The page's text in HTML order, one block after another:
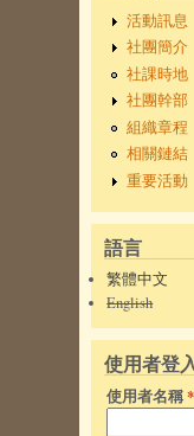
活動訊息
社團簡介
社課時地
社團幹部
組織章程
相關鏈結
重要活動
語言
繁體中文
English
使用者登
使用者名稱*